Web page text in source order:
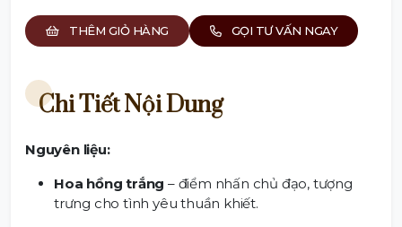
THÊM GIỎ HÀNG GỌI TƯ VẤN NGAY
Chi Tiết Nội Dung
Nguyên liệu:
Hoa hồng trắng – điểm nhấn chủ đạo, tượng
trưng cho tình yêu thuần khiết.